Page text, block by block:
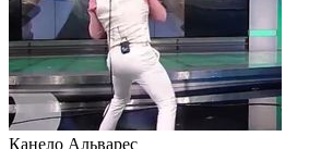
Канело Альварес